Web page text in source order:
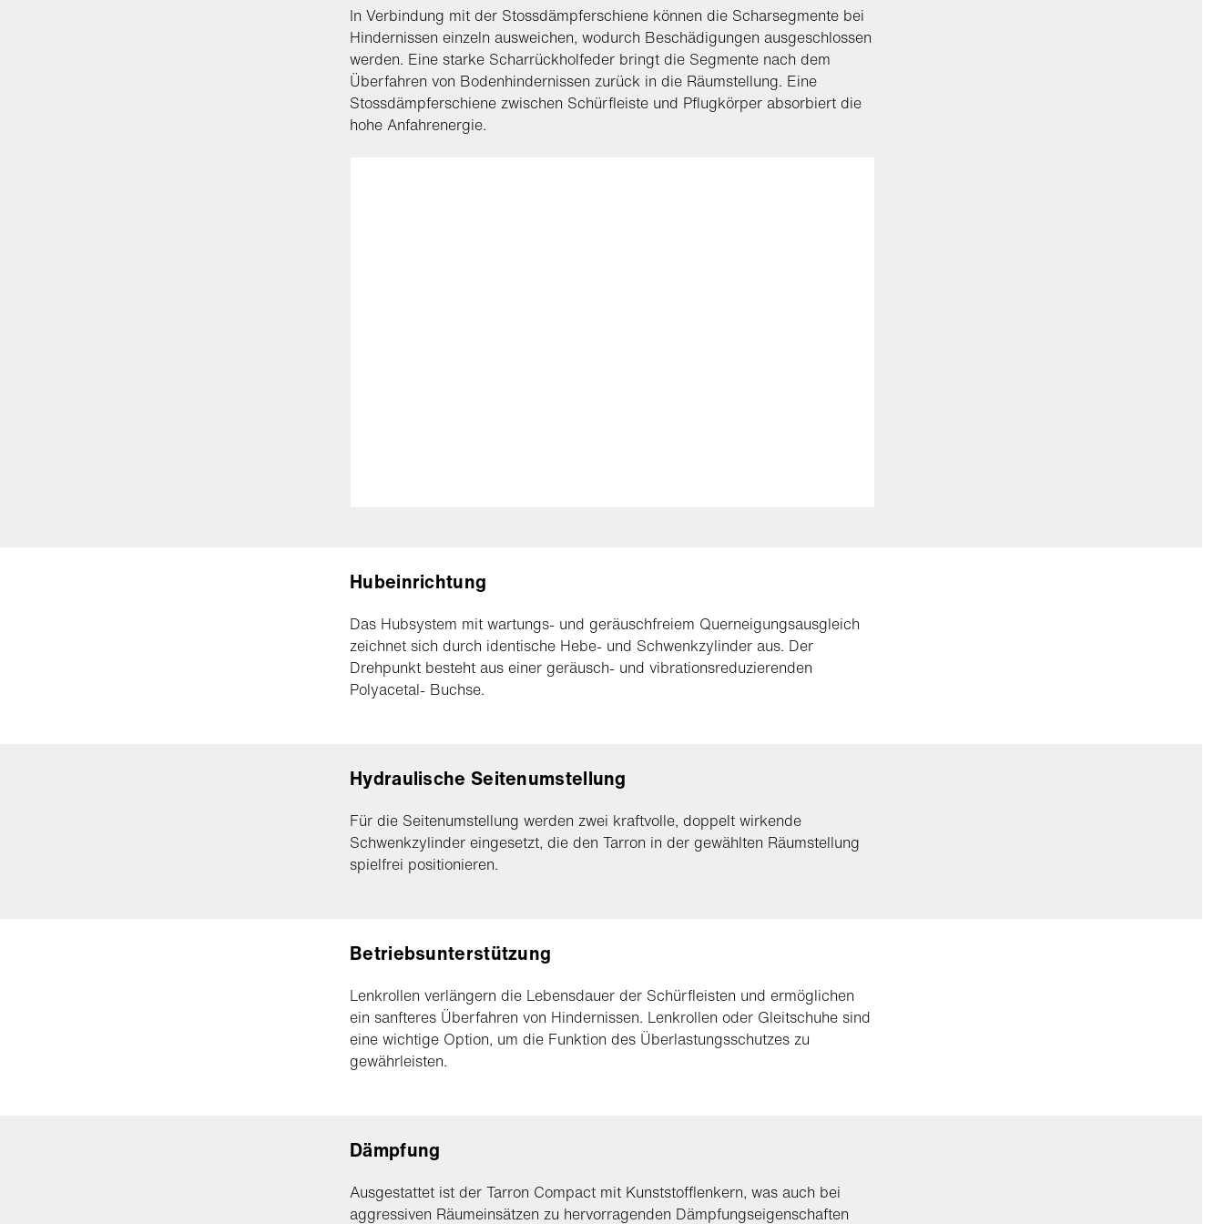
In Verbindung mit der Stossdämpferschiene können die Scharsegmente bei
Hindernissen einzeln ausweichen, wodurch Beschädigungen ausgeschlossen
werden. Eine starke Scharrückholfeder bringt die Segmente nach dem
Überfahren von Bodenhindernissen zurück in die Räumstellung. Eine
Stossdämpferschiene zwischen Schürfleiste und Pflugkörper absorbiert die
hohe Anfahrenergie.
Hubeinrichtung
Das Hubsystem mit wartungs- und geräuschfreiem Querneigungsausgleich
zeichnet sich durch identische Hebe- und Schwenkzylinder aus. Der
Drehpunkt besteht aus einer geräusch- und vibrationsreduzierenden
Polyacetal- Buchse.
Hydraulische Seitenumstellung
Für die Seitenumstellung werden zwei kraftvolle, doppelt wirkende
Schwenkzylinder eingesetzt, die den Tarron in der gewählten Räumstellung
spielfrei positionieren.
Betriebsunterstützung
Lenkrollen verlängern die Lebensdauer der Schürfleisten und ermöglichen
ein sanfteres Überfahren von Hindernissen. Lenkrollen oder Gleitschuhe sind
eine wichtige Option, um die Funktion des Überlastungsschutzes zu
gewährleisten.
Dämpfung
Ausgestattet ist der Tarron Compact mit Kunststofflenkern, was auch bei
aggressiven Räumeinsätzen zu hervorragenden Dämpfungseigenschaften